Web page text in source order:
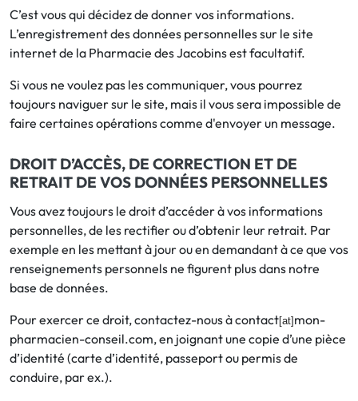
C’est vous qui décidez de donner vos informations.
L’enregistrement des données personnelles sur le site
internet de la Pharmacie des Jacobins est facultatif.
Si vous ne voulez pas les communiquer, vous pourrez
toujours naviguer sur le site, mais il vous sera impossible de
faire certaines opérations comme d'envoyer un message.
DROIT D’ACCÈS, DE CORRECTION ET DE
RETRAIT DE VOS DONNÉES PERSONNELLES
Vous avez toujours le droit d’accéder à vos informations
personnelles, de les rectifier ou d’obtenir leur retrait. Par
exemple en les mettant à jour ou en demandant à ce que vos
renseignements personnels ne figurent plus dans notre
base de données.
Pour exercer ce droit, contactez-nous à contact[at] mon-
pharmacien-conseil.com, en joignant une copie d’une pièce
d’identité (carte d’identité, passeport ou permis de
conduire, par ex.).